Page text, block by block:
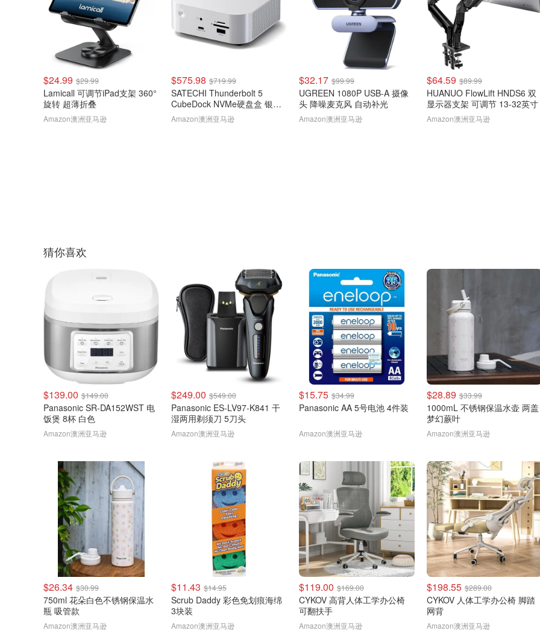
$24.99 $29.99
Lamicall 可调节iPad支架 360°
旋转 超薄折叠
Amazon澳洲亚马逊
$575.98 $719.99
SATECHI Thunderbolt 5
CubeDock NVMe硬盘盒 银色
80Gbps 140W扩展坞
Amazon澳洲亚马逊
$32.17 $99.99
UGREEN 1080P USB-A 摄像
头 降噪麦克风 自动补光
Amazon澳洲亚马逊
$64.59 $89.99
HUANUO FlowLift HNDS6 双
显示器支架 可调节 13-32英寸
Amazon澳洲亚马逊
猜你喜欢
$139.00 $149.00
Panasonic SR-DA152WST 电
饭煲 8杯 白色
Amazon澳洲亚马逊
$249.00 $549.00
Panasonic ES-LV97-K841 干
湿两用剃须刀 5刀头
Amazon澳洲亚马逊
$15.75 $34.99
Panasonic AA 5号电池 4件装
Amazon澳洲亚马逊
$28.89 $33.99
1000mL 不锈钢保温水壶 两盖
梦幻蕨叶
Amazon澳洲亚马逊
$26.34 $30.99
750ml 花朵白色不锈钢保温水
瓶 吸管款
Amazon澳洲亚马逊
$11.43 $14.95
Scrub Daddy 彩色免划痕海绵
3块装
Amazon澳洲亚马逊
$119.00 $169.00
CYKOV 高背人体工学办公椅
可翻扶手
Amazon澳洲亚马逊
$198.55 $289.00
CYKOV 人体工学办公椅 脚踏
网背
Amazon澳洲亚马逊